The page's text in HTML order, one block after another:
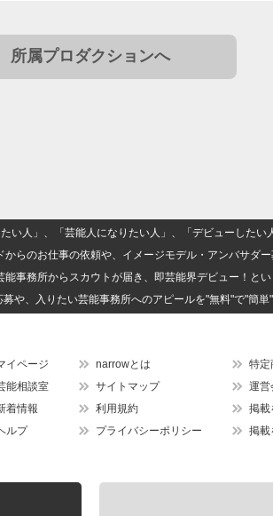
所属プロダクションへ
い人」、「芸能人になりたい人」、「デビューしたい
らのお仕事の依頼や、イメージモデル・アンバサダ
事務所からスカウトが届き、即芸能界デビュー！とい
や、入りたい芸能事務所へのアピールを"無料"で"簡単"
イページ
能相談室
着情報
ルプ
narrowとは
サイトマップ
利用規約
プライバシーポリシー
特定
運営
掲載
掲載